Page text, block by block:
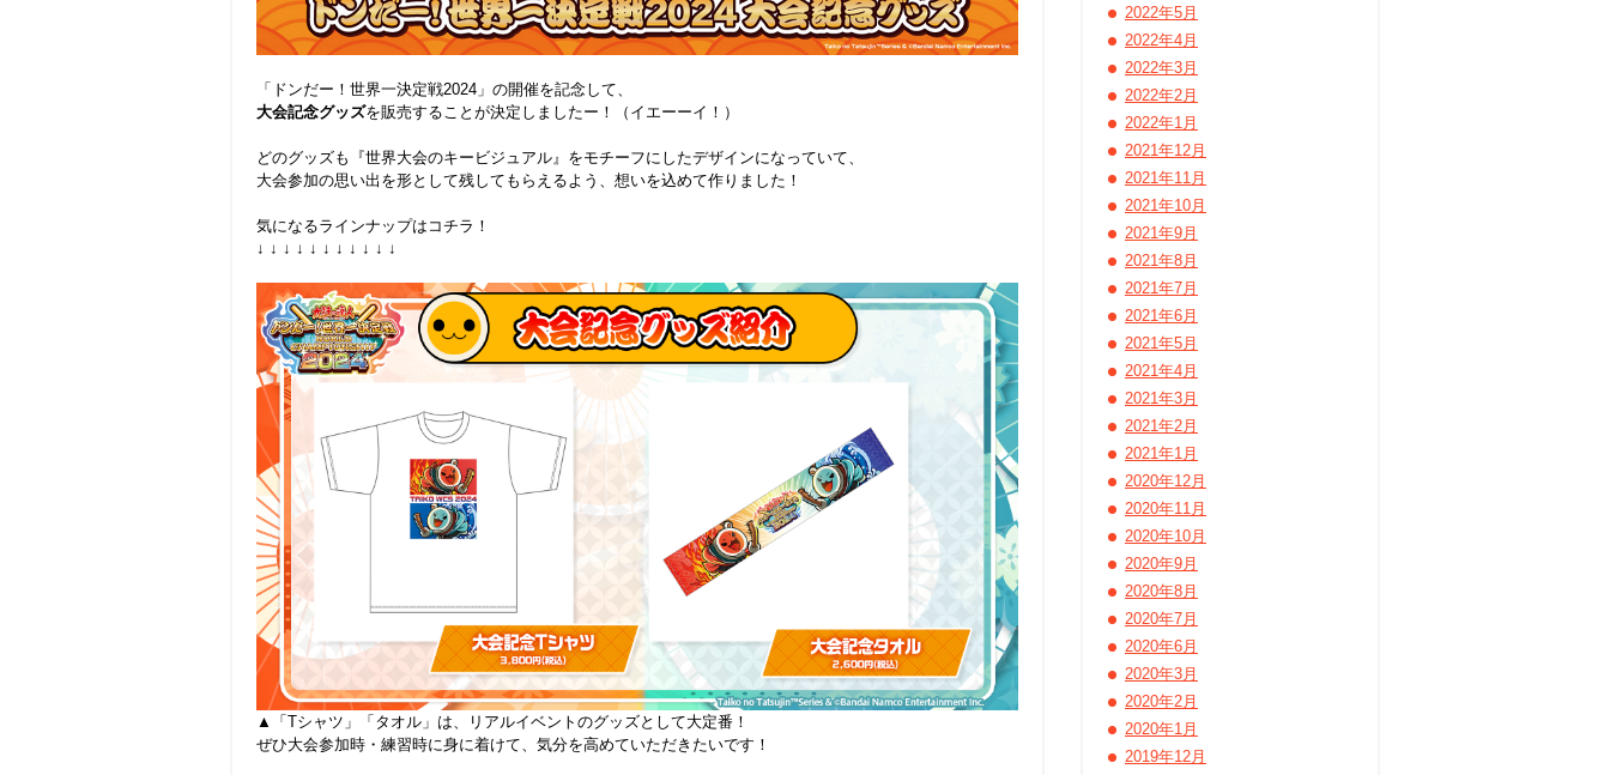
「ドンだー！世界一決定戦2024」の開催を記念して、
大会記念グッズを販売することが決定しましたー！（イエーーイ！）
どのグッズも『世界大会のキービジュアル』をモチーフにしたデザインになっていて、
大会参加の思い出を形として残してもらえるよう、想いを込めて作りました！
気になるラインナップはコチラ！
↓ ↓ ↓ ↓ ↓ ↓ ↓ ↓ ↓ ↓ ↓
▲「Tシャツ」「タオル」は、リアルイベントのグッズとして大定番！
ぜひ大会参加時・練習時に身に着けて、気分を高めていただきたいです！
2022年5月
2022年4月
2022年3月
2022年2月
2022年1月
2021年12月
2021年11月
2021年10月
2021年9月
2021年8月
2021年7月
2021年6月
2021年5月
2021年4月
2021年3月
2021年2月
2021年1月
2020年12月
2020年11月
2020年10月
2020年9月
2020年8月
2020年7月
2020年6月
2020年3月
2020年2月
2020年1月
2019年12月